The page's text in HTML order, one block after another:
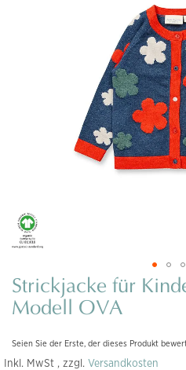
Zum
Anfang
der
springen
Strickjacke für
Modell OVA
Seien Sie der Erste, der dieses Produkt
Inkl. MwSt , zzgl. Versandkosten